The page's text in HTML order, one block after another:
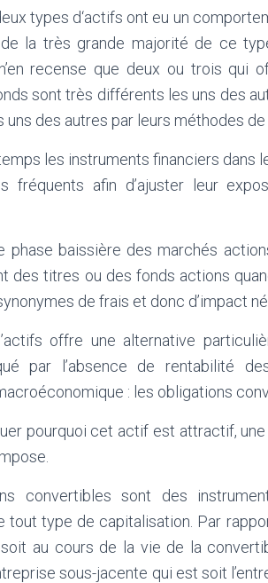
types d‘actifs ont eu un
la très grande majorité de ce
recense que deux ou trois qui
sont très différents les uns des
uns des autres par leurs méthodes
les instruments financiers
fréquents afin d’ajuster leur
phase baissière des marchés
des titres ou des fonds actions
de frais et donc d’impact
offre une alternative
par l’absence de rentabilité
: les obligations
pourquoi cet actif est attractif,
convertibles sont des
tout type de capitalisation. Par
au cours de la vie de la
sous-jacente qui est soit